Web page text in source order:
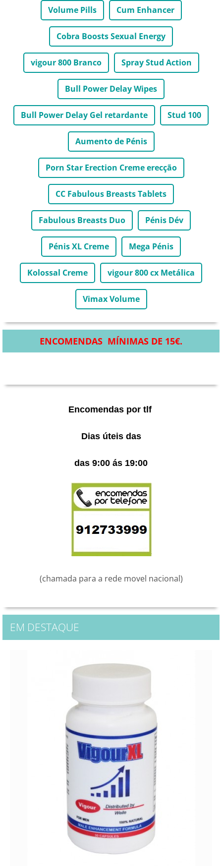
Volume Pills Cum Enhancer
Cobra Boosts Sexual Energy
vigour 800 Branco Spray Stud Action
Bull Power Delay Wipes
Bull Power Delay Gel retardante Stud 100
Aumento de Pénis
Porn Star Erection Creme erecção
CC Fabulous Breasts Tablets
Fabulous Breasts Duo Pénis Dév
Pénis XL Creme Mega Pénis
Kolossal Creme vigour 800 cx Metálica
Vimax Volume
ENCOMENDAS MÍNIMAS DE 15€.
Encomendas por tlf
Dias úteis das
das 9:00 ás 19:00
(chamada para a rede movel nacional)
EM DESTAQUE